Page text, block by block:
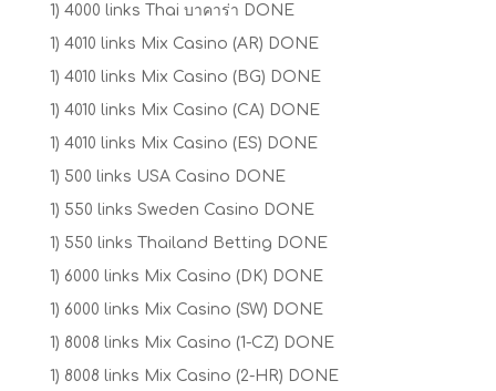
1) 4000 links Thai บาคาร่า DONE
1) 4010 links Mix Casino (AR) DONE
1) 4010 links Mix Casino (BG) DONE
1) 4010 links Mix Casino (CA) DONE
1) 4010 links Mix Casino (ES) DONE
1) 500 links USA Casino DONE
1) 550 links Sweden Casino DONE
1) 550 links Thailand Betting DONE
1) 6000 links Mix Casino (DK) DONE
1) 6000 links Mix Casino (SW) DONE
1) 8008 links Mix Casino (1-CZ) DONE
1) 8008 links Mix Casino (2-HR) DONE